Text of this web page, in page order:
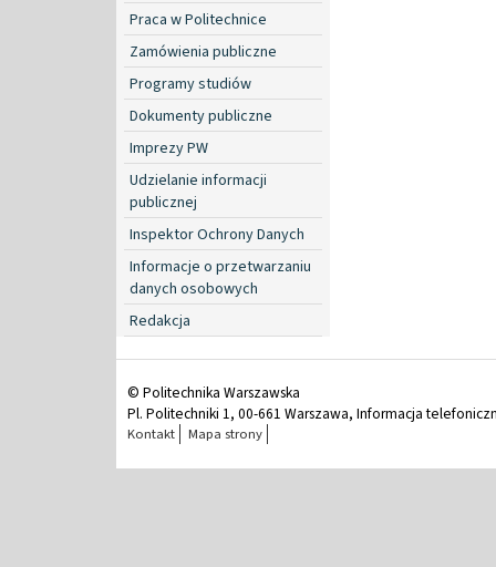
Praca w Politechnice
Zamówienia publiczne
Programy studiów
Dokumenty publiczne
Imprezy PW
Udzielanie informacji
publicznej
Inspektor Ochrony Danych
Informacje o przetwarzaniu
danych osobowych
Redakcja
© Politechnika Warszawska
Pl. Politechniki 1, 00-661 Warszawa, Informacja
Kontakt Mapa strony